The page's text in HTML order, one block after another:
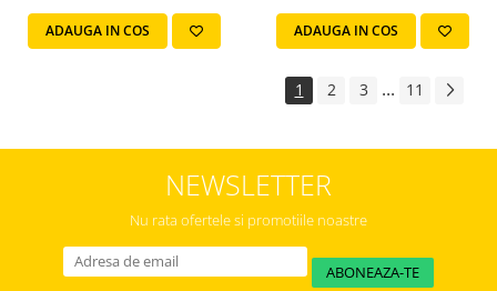
ADAUGA IN COS ADAUGA IN COS
1 2 3 ... 11
NEWSLETTER
Nu rata ofertele si promotiile noastre